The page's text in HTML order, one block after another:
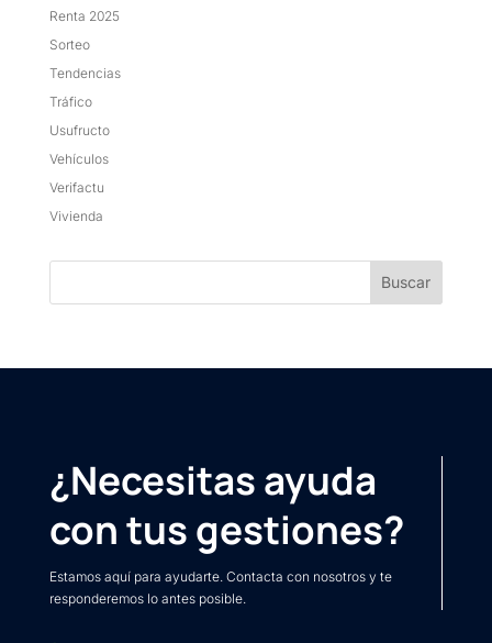
Renta 2025
Sorteo
Tendencias
Tráfico
Usufructo
Vehículos
Verifactu
Vivienda
¿Necesitas ayuda
con tus gestiones?
Estamos aquí para ayudarte. Contacta con nosotros y te
responderemos lo antes posible.